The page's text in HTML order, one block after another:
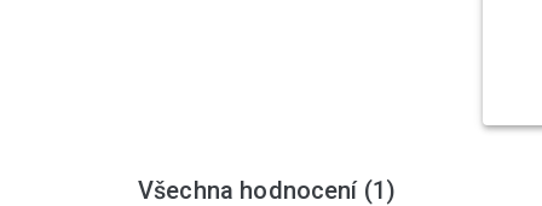
Všechna hodnocení (1)